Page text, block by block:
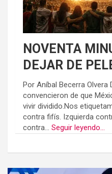
NOVENTA
DEJAR DE
Por Aníbal Becerra Olvera
convencieron de que
vivir dividido.Nos
contra fifís. Izquierda
contra... Seguir leyendo...